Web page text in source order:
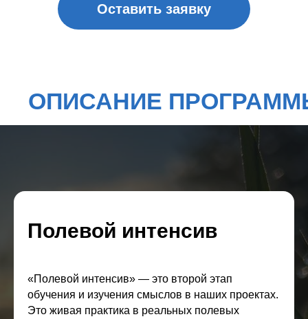
Полевой интенсив
«Полевой интенсив» — это второй этап
обучения и изучения смыслов в наших проектах.
Это живая практика в реальных полевых
СТАНЕТ ТОЧКОЙ